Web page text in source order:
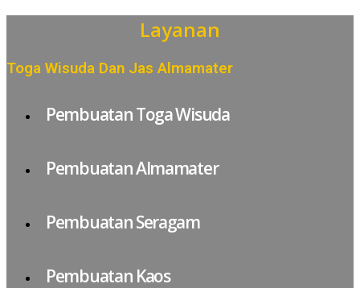
Layanan
Toga Wisuda Dan Jas Almamater
Pembuatan Toga Wisuda
Pembuatan Almamater
Pembuatan Seragam
Pembuatan Kaos